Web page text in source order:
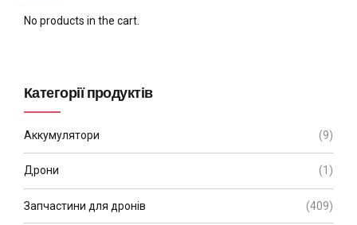
No products in the cart.
Категорії продуктів
Аккумулятори (9)
Дрони (1)
Запчастини для дронів (409)